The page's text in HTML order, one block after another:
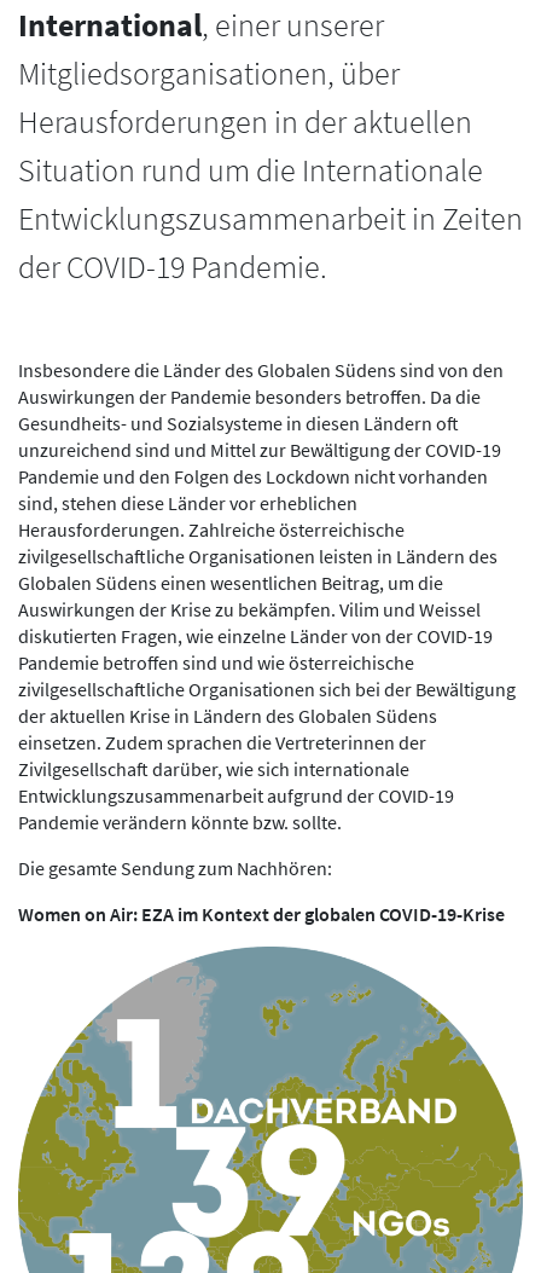
International, einer unserer
Mitgliedsorganisationen, über
Herausforderungen in der aktuellen
Situation rund um die Internationale
Entwicklungszusammenarbeit in Zeiten
der COVID-19 Pandemie.
Insbesondere die Länder des Globalen Südens sind von den
Auswirkungen der Pandemie besonders betroffen. Da die
Gesundheits- und Sozialsysteme in diesen Ländern oft
unzureichend sind und Mittel zur Bewältigung der COVID-19
Pandemie und den Folgen des Lockdown nicht vorhanden
sind, stehen diese Länder vor erheblichen
Herausforderungen. Zahlreiche österreichische
zivilgesellschaftliche Organisationen leisten in Ländern des
Globalen Südens einen wesentlichen Beitrag, um die
Auswirkungen der Krise zu bekämpfen. Vilim und Weissel
diskutierten Fragen, wie einzelne Länder von der COVID-19
Pandemie betroffen sind und wie österreichische
zivilgesellschaftliche Organisationen sich bei der Bewältigung
der aktuellen Krise in Ländern des Globalen Südens
einsetzen. Zudem sprachen die Vertreterinnen der
Zivilgesellschaft darüber, wie sich internationale
Entwicklungszusammenarbeit aufgrund der COVID-19
Pandemie verändern könnte bzw. sollte.
Die gesamte Sendung zum Nachhören:
Women on Air: EZA im Kontext der globalen COVID-19-Krise